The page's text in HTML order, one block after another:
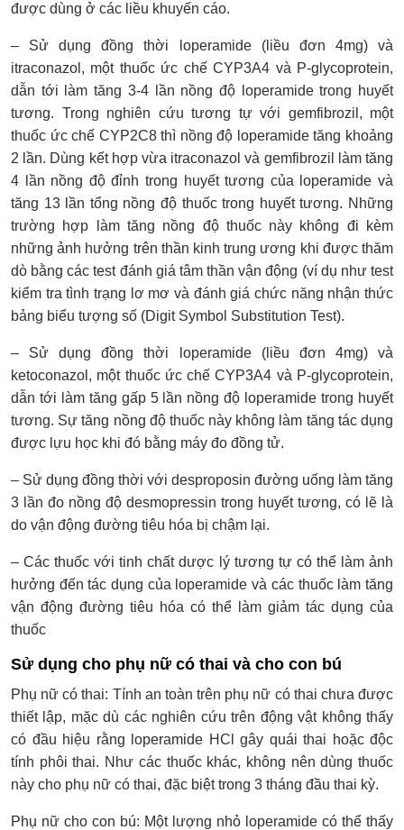
được dùng ở các liều khuyến cáo.
– Sử dụng đồng thời loperamide (liều đơn 4mg) và
itraconazol, một thuốc ức chế CYP3A4 và P-glycoprotein,
dẫn tới làm tăng 3-4 lần nồng độ loperamide trong huyết
tương. Trong nghiên cứu tương tự với gemfibrozil, một
thuốc ức chế CYP2C8 thì nồng độ loperamide tăng khoảng
2 lần. Dùng kết hợp vừa itraconazol và gemfibrozil làm tăng
4 lần nồng độ đỉnh trong huyết tương của loperamide và
tăng 13 lần tổng nồng độ thuốc trong huyết tương. Những
trường hợp làm tăng nồng độ thuốc này không đi kèm
những ảnh hưởng trên thần kinh trung ương khi được thăm
dò bằng các test đánh giá tâm thần vận động (ví dụ như test
kiểm tra tình trạng lơ mơ và đánh giá chức năng nhận thức
bảng biểu tượng số (Digit Symbol Substitution Test).
– Sử dụng đồng thời loperamide (liều đơn 4mg) và
ketoconazol, một thuốc ức chế CYP3A4 và P-glycoprotein,
dẫn tới làm tăng gấp 5 lần nồng độ loperamide trong huyết
tương. Sự tăng nồng độ thuốc này không làm tăng tác dụng
được lựu học khi đó bằng máy đo đồng tử.
– Sử dụng đồng thời với desproposin đường uống làm tăng
3 lần đo nồng độ desmopressin trong huyết tương, có lẽ là
do vận động đường tiêu hóa bị chậm lại.
– Các thuốc với tinh chất dược lý tương tự có thể làm ảnh
hưởng đến tác dụng của loperamide và các thuốc làm tăng
vận động đường tiêu hóa có thể làm giảm tác dụng của
thuốc
Sử dụng cho phụ nữ có thai và cho con bú
Phụ nữ có thai: Tính an toàn trên phụ nữ có thai chưa được
thiết lập, mặc dù các nghiên cứu trên động vật không thấy
có đầu hiệu rằng loperamide HCl gây quái thai hoặc độc
tính phôi thai. Như các thuốc khác, không nên dùng thuốc
này cho phụ nữ có thai, đặc biệt trong 3 tháng đầu thai kỳ.
Phụ nữ cho con bú: Một lượng nhỏ loperamide có thể thấy